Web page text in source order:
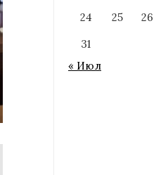
24
25 26
31
« Июл